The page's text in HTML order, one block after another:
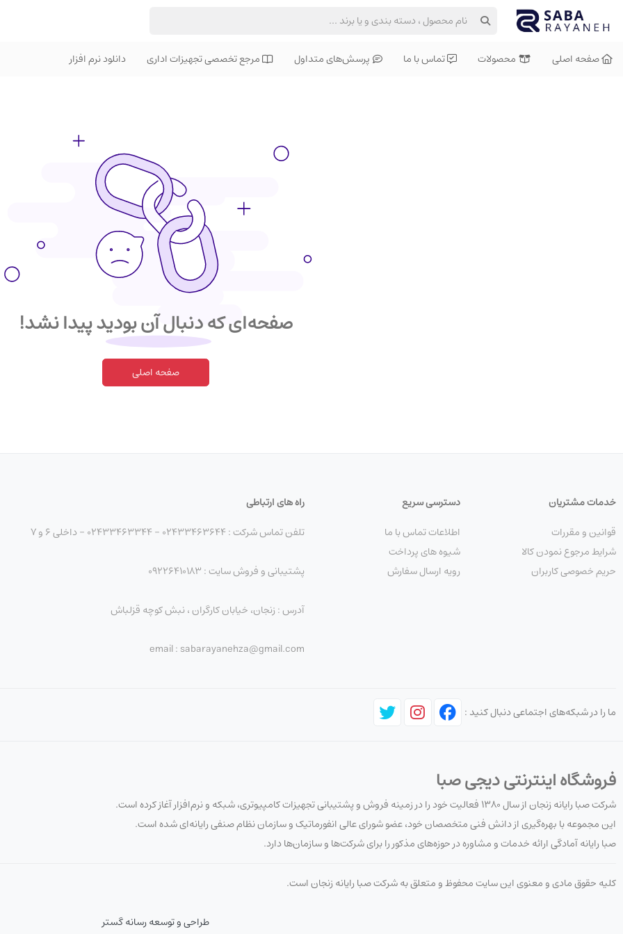
صفحه اصلی
محصولات تماس با ما پرسش‌های متداول مرجع تخصصی تجهیزات اداری دانلود نرم افزار
صفحه‌ای که دنبال آن بودید پیدا نشد!
صفحه اصلی
خدمات مشتریان
قوانین و مقررات
شرایط مرجوع نمودن کالا
حریم خصوصی کاربران
دسترسی سریع
اطلاعات تماس با ما
شیوه های پرداخت
رویه ارسال سفارش
راه های ارتباطی
تلفن تماس شرکت : 02433463644 - 02433463344 - داخلی 6 و 7
پشتیبانی و فروش سایت : 09226410183
آدرس : زنجان، خیابان کارگران ، نبش کوچه قزلباش
email : sabarayanehza@gmail.com
ما را در شبکه‌های اجتماعی دنبال کنید :
فروشگاه اینترنتی دیجی صبا
شرکت صبا رایانه زنجان از سال ۱۳۸۰ فعالیت خود را در زمینه فروش و پشتیبانی تجهیزات کامپیوتری، شبکه و نرم‌افزار آغاز کرده است.
این مجموعه با بهره‌گیری از دانش فنی متخصصان خود، عضو شورای عالی انفورماتیک و سازمان نظام صنفی رایانه‌ای شده است.
صبا رایانه آمادگی ارائه خدمات و مشاوره در حوزه‌های مذکور را برای شرکت‌ها و سازمان‌ها دارد.
کلیه حقوق مادی و معنوی این سایت محفوظ و متعلق به شرکت صبا رایانه زنجان است.
طراحی و توسعه رسانه گستر